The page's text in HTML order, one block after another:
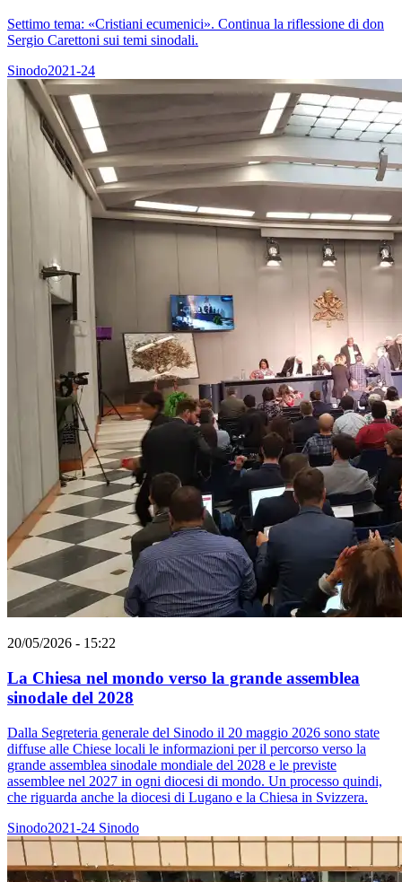
Settimo tema: «Cristiani ecumenici». Continua la riflessione di don
Sergio Carettoni sui temi sinodali.
Sinodo2021-24
20/05/2026 - 15:22
La Chiesa nel mondo verso la grande assemblea
sinodale del 2028
Dalla Segreteria generale del Sinodo il 20 maggio 2026 sono state
diffuse alle Chiese locali le informazioni per il percorso verso la
grande assemblea sinodale mondiale del 2028 e le previste
assemblee nel 2027 in ogni diocesi di mondo. Un processo quindi,
che riguarda anche la diocesi di Lugano e la Chiesa in Svizzera.
Sinodo2021-24 Sinodo